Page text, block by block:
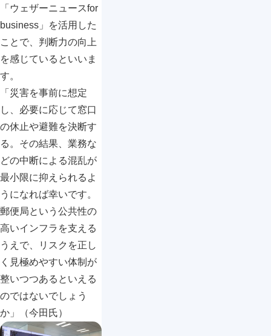
「ウェザーニュースfor
business」を活用した
ことで、判断力の向上
を感じているといいま
す。
「災害を事前に想定
し、必要に応じて窓口
の休止や避難を決断す
る。その結果、業務な
どの中断による混乱が
最小限に抑えられるよ
うになれば幸いです。
郵便局という公共性の
高いインフラを支える
うえで、リスクを正し
く見極めやすい体制が
整いつつあるといえる
のではないでしょう
か」（今田氏）